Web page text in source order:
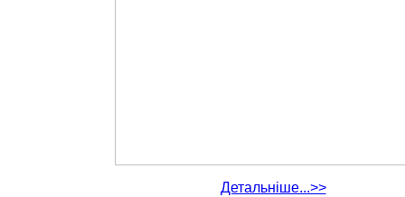
Детальніше...>>